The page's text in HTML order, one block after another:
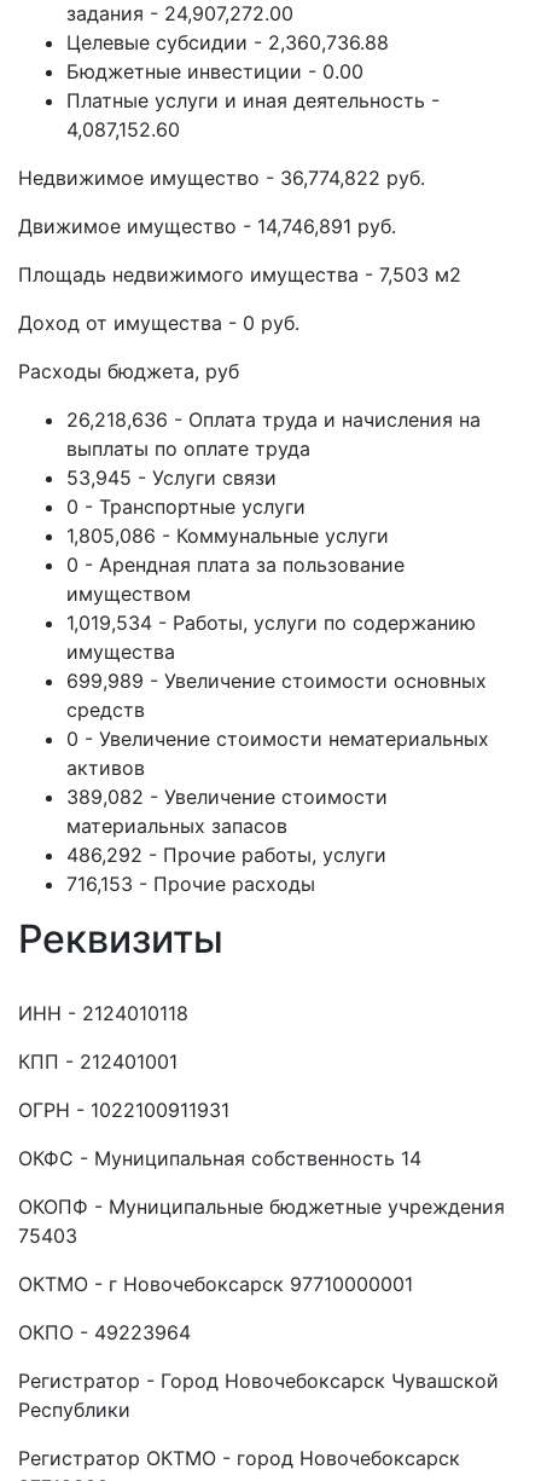
задания - 24,907,272.00
Целевые субсидии - 2,360,736.88
Бюджетные инвестиции - 0.00
Платные услуги и иная деятельность -
4,087,152.60
Недвижимое имущество - 36,774,822 руб.
Движимое имущество - 14,746,891 руб.
Площадь недвижимого имущества - 7,503 м2
Доход от имущества - 0 руб.
Расходы бюджета, руб
26,218,636 - Оплата труда и начисления на
выплаты по оплате труда
53,945 - Услуги связи
0 - Транспортные услуги
1,805,086 - Коммунальные услуги
0 - Арендная плата за пользование
имуществом
1,019,534 - Работы, услуги по содержанию
имущества
699,989 - Увеличение стоимости основных
средств
0 - Увеличение стоимости нематериальных
активов
389,082 - Увеличение стоимости
материальных запасов
486,292 - Прочие работы, услуги
716,153 - Прочие расходы
Реквизиты
ИНН - 2124010118
КПП - 212401001
ОГРН - 1022100911931
ОКФС - Муниципальная собственность 14
ОКОПФ - Муниципальные бюджетные учреждения
75403
ОКТМО - г Новочебоксарск 97710000001
ОКПО - 49223964
Регистратор - Город Новочебоксарск Чувашской
Республики
Регистратор ОКТМО - город Новочебоксарск